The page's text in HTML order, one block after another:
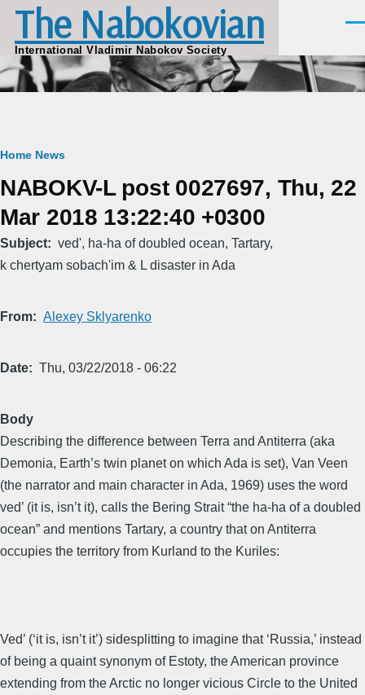
Skip to main content
The Nabokovian
International Vladimir Nabokov Society
Breadcrumb
Home News
NABOKV-L post 0027697, Thu, 22
Mar 2018 13:22:40 +0300
Subject
ved', ha-ha of doubled ocean, Tartary,
k chertyam sobach'im & L disaster in Ada
From Alexey Sklyarenko
Date Thu, 03/22/2018 - 06:22
Body
Describing the difference between Terra and Antiterra (aka
Demonia, Earth’s twin planet on which Ada is set), Van Veen
(the narrator and main character in Ada, 1969) uses the word
ved’ (it is, isn’t it), calls the Bering Strait “the ha-ha of a doubled
ocean” and mentions Tartary, a country that on Antiterra
occupies the territory from Kurland to the Kuriles:
Ved’ (‘it is, isn’t it’) sidesplitting to imagine that ‘Russia,’ instead
of being a quaint synonym of Estoty, the American province
extending from the Arctic no longer vicious Circle to the United